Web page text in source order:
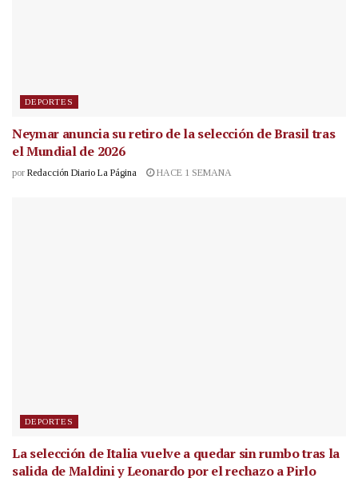
DEPORTES
Neymar anuncia su retiro de la selección de Brasil tras
el Mundial de 2026
por Redacción Diario La Página HACE 1 SEMANA
DEPORTES
La selección de Italia vuelve a quedar sin rumbo tras la
salida de Maldini y Leonardo por el rechazo a Pirlo